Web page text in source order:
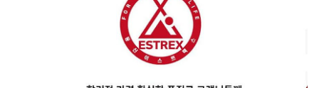
상품 상세설명 참조